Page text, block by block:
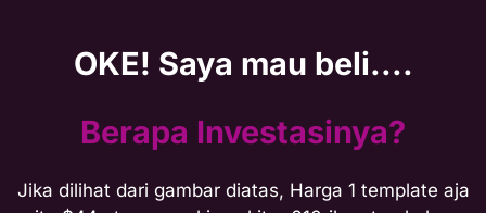
OKE! Saya mau beli....
Berapa Investasinya?
Jika dilihat dari gambar diatas, Harga 1 template aja